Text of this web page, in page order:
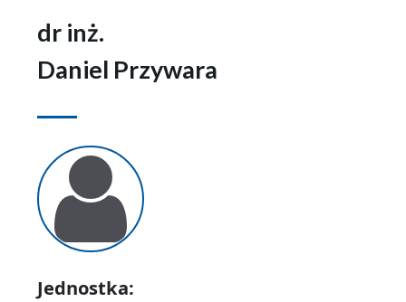
dr inż.
Daniel Przywara
Jednostka: